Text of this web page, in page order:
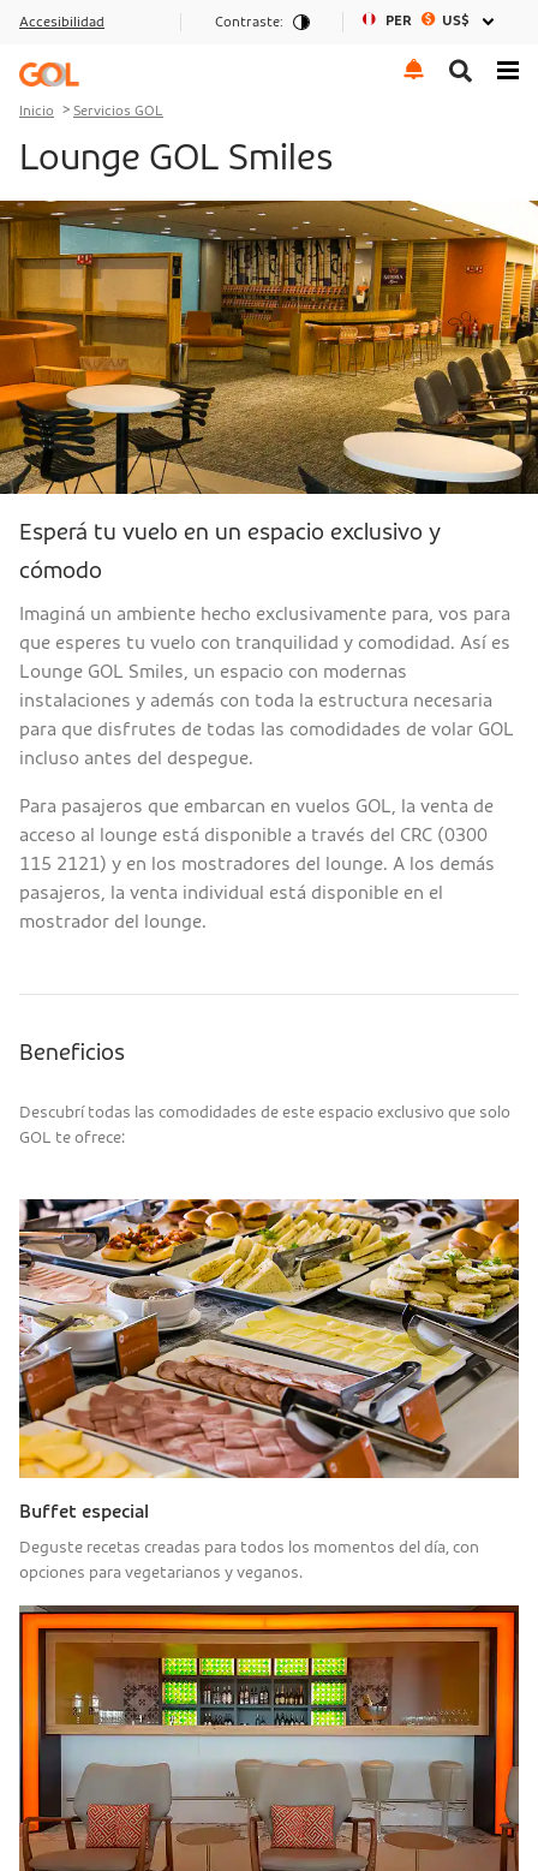
Ir al menu
Ir al contenido
Ir al pie de página
Accesibilidad Contraste: PER US$
Inicio Servicios GOL
Lounge GOL Smiles
Esperá tu vuelo en un espacio exclusivo y
cómodo
Imaginá un ambiente hecho exclusivamente para, vos para
que esperes tu vuelo con tranquilidad y comodidad. Así es
Lounge GOL Smiles, un espacio con modernas
instalaciones y además con toda la estructura necesaria
para que disfrutes de todas las comodidades de volar GOL
incluso antes del despegue.
Para pasajeros que embarcan en vuelos GOL, la venta de
acceso al lounge está disponible a través del CRC (0300
115 2121) y en los mostradores del lounge. A los demás
pasajeros, la venta individual está disponible en el
mostrador del lounge.
Beneficios
Descubrí todas las comodidades de este espacio exclusivo que solo
GOL te ofrece:
Buffet especial
Deguste recetas creadas para todos los momentos del día, con
opciones para vegetarianos y veganos.